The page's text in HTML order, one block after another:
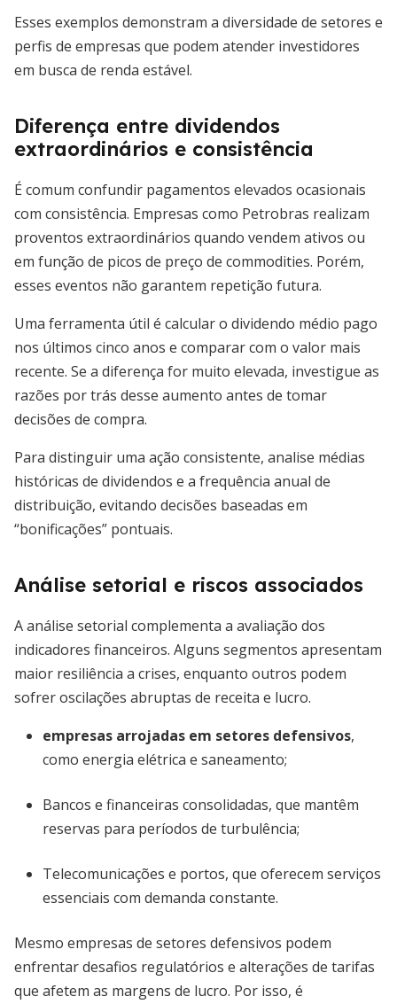
Esses exemplos demonstram a diversidade de setores e
perfis de empresas que podem atender investidores
em busca de renda estável.
Diferença entre dividendos
extraordinários e consistência
É comum confundir pagamentos elevados ocasionais
com consistência. Empresas como Petrobras realizam
proventos extraordinários quando vendem ativos ou
em função de picos de preço de commodities. Porém,
esses eventos não garantem repetição futura.
Uma ferramenta útil é calcular o dividendo médio pago
nos últimos cinco anos e comparar com o valor mais
recente. Se a diferença for muito elevada, investigue as
razões por trás desse aumento antes de tomar
decisões de compra.
Para distinguir uma ação consistente, analise médias
históricas de dividendos e a frequência anual de
distribuição, evitando decisões baseadas em
“bonificações” pontuais.
Análise setorial e riscos associados
A análise setorial complementa a avaliação dos
indicadores financeiros. Alguns segmentos apresentam
maior resiliência a crises, enquanto outros podem
sofrer oscilações abruptas de receita e lucro.
empresas arrojadas em setores defensivos,
como energia elétrica e saneamento;
Bancos e financeiras consolidadas, que mantêm
reservas para períodos de turbulência;
Telecomunicações e portos, que oferecem serviços
essenciais com demanda constante.
Mesmo empresas de setores defensivos podem
enfrentar desafios regulatórios e alterações de tarifas
que afetem as margens de lucro. Por isso, é